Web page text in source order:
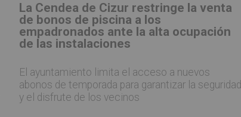
La Cendea de Cizur restringe la venta
de bonos de piscina a los
empadronados ante la alta ocupación
de las instalaciones
El ayuntamiento limita el acceso a nuevos
abonos de temporada para garantizar la seguridad
y el disfrute de los vecinos